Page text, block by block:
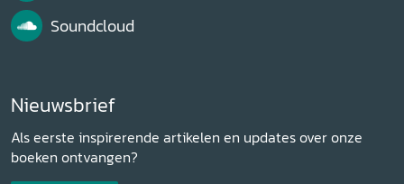
Soundcloud
Nieuwsbrief
Als eerste inspirerende artikelen en updates over onze
boeken ontvangen?